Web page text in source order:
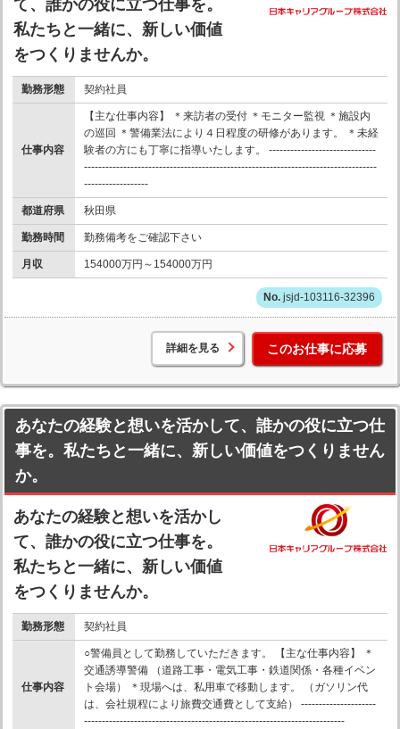
て、誰かの役に立つ仕事を。
私たちと一緒に、新しい価値
をつくりませんか。
勤務形態 契約社員
仕事内容
【主な仕事内容】 ＊来訪者の受付 ＊モニター監視 ＊施設内
の巡回 ＊警備業法により４日程度の研修があります。 ＊未経
験者の方にも丁寧に指導いたします。 ------------------------------
----------------------------------------------------------------------------------
------------------
都道府県 秋田県
勤務時間 勤務備考をご確認下さい
月収 154000万円～154000万円
jsjd-103116-32396
詳細を見る このお仕事に応募
あなたの経験と想いを活かして、誰かの役に立つ仕
事を。私たちと一緒に、新しい価値をつくりません
か。
あなたの経験と想いを活かし
て、誰かの役に立つ仕事を。
私たちと一緒に、新しい価値
をつくりませんか。
勤務形態 契約社員
仕事内容
○警備員として勤務していただきます。 【主な仕事内容】 ＊
交通誘導警備 （道路工事・電気工事・鉄道関係・各種イベン
ト会場） ＊現場へは、私用車で移動します。 （ガソリン代
は、会社規程により旅費交通費として支給） ---------------------
-------------------------------------------------------------------------